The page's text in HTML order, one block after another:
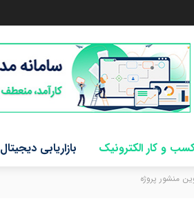
و کار الکترونیک بازاریابی دیجیتال
منشور پروژه